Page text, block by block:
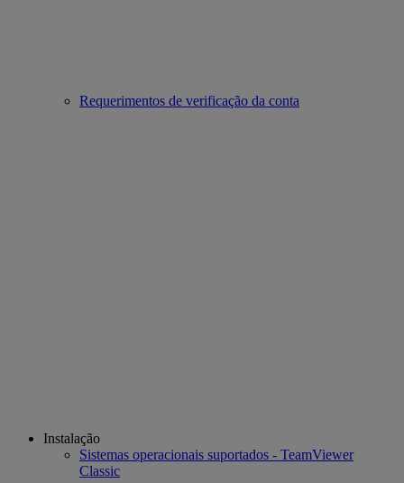
Requerimentos de verificação da conta
Instalação
Sistemas operacionais suportados - TeamViewer
Classic